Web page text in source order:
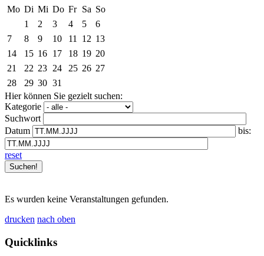
Mo Di Mi Do Fr Sa So
1
2 3 4 5
6
7
8 9 10 11 12 13
14
15 16 17 18 19 20
21
22 23 24 25 26 27
28
29 30 31
Hier können Sie gezielt suchen:
Kategorie
Suchwort
Datum
bis:
reset
Es wurden keine Veranstaltungen gefunden.
drucken nach oben
Quicklinks